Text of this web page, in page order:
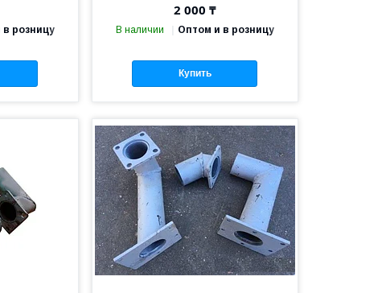
розницу
2 000 ₸
В наличии Оптом и в розницу
Купить